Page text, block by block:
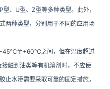
、U型、Z型等多种类型。此外，
两种类型，分别用于不同的应用场
-45℃至+60℃之间，但在温度超过
触到油类等有机溶剂时，不应使
止水带需要采取可靠的固定措施，